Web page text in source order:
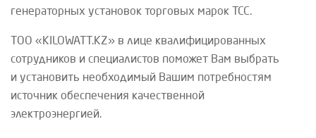
генераторных установок торговых марок
ТСС.
ТОО «KILOWATT .KZ» в лице квалифицированных
сотрудников и специалистов поможет Вам выбрать
и установить необходимый Вашим потребностям
источник обеспечения качественной
электроэнергией.